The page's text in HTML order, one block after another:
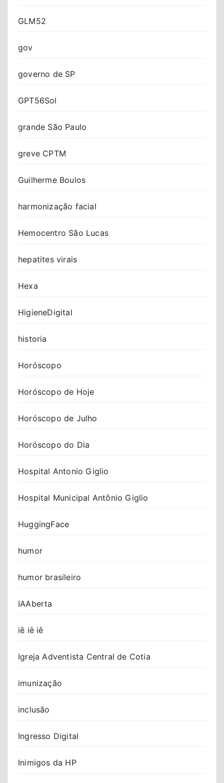
GLM52
gov
governo de SP
GPT56Sol
grande São Paulo
greve CPTM
Guilherme Boulos
harmonização facial
Hemocentro São Lucas
hepatites virais
Hexa
HigieneDigital
historia
Horóscopo
Horóscopo de Hoje
Horóscopo de Julho
Horóscopo do Dia
Hospital Antonio Giglio
Hospital Municipal Antônio Giglio
HuggingFace
humor
humor brasileiro
IAAberta
iê iê iê
Igreja Adventista Central de Cotia
imunização
inclusão
Ingresso Digital
Inimigos da HP